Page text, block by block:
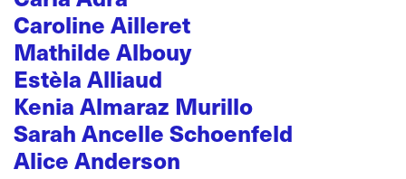
Caroline Ailleret
Mathilde Albouy
Estèla Alliaud
Kenia Almaraz Murillo
Sarah Ancelle Schoenfeld
Alice Anderson